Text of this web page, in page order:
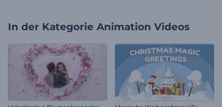
In der Kategorie Animation Videos